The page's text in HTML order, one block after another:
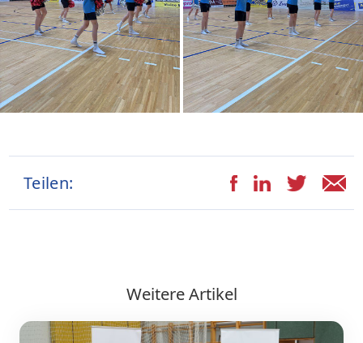
Teilen:
Weitere Artikel